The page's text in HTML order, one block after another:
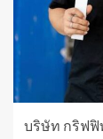
บริษัท กริฟฟิ